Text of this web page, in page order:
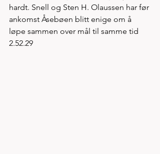
hardt. Snell og Sten H. Olaussen har før
ankomst Åsebøen blitt enige om å
løpe sammen over mål til samme tid
2.52.29